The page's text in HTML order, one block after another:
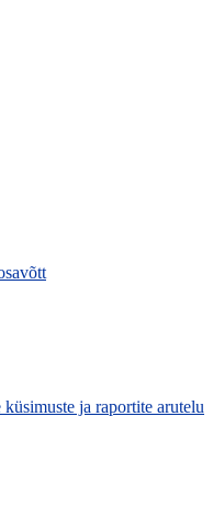
ja raportite arutelu